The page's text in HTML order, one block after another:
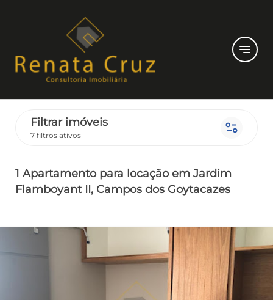
notes
Filtrar imóveis
7 filtros ativos page_info
1 Apartamento para locaçãoem Jardim
Flamboyant II, Campos dos Goytacazes